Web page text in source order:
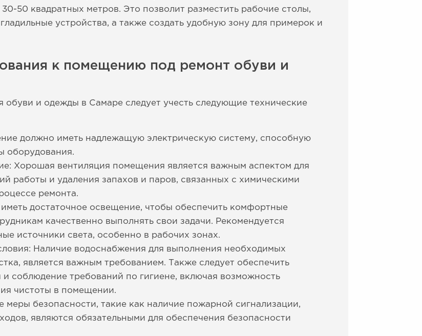
50 квадратных метров. Это позволит разместить рабочие столы,
устройства, а также создать удобную зону для примерок и
к помещению под ремонт обуви и
обуви и одежды в Самаре следует учесть следующие технические
должно иметь надлежащую электрическую систему, способную
оборудования.
Хорошая вентиляция помещения является важным аспектом для
работы и удаления запахов и паров, связанных с химическими
ремонта.
достаточное освещение, чтобы обеспечить комфортные
качественно выполнять свои задачи. Рекомендуется
источники света, особенно в рабочих зонах.
Наличие водоснабжения для выполнения необходимых
является важным требованием. Также следует обеспечить
соблюдение требований по гигиене, включая возможность
чистоты в помещении.
меры безопасности, такие как наличие пожарной сигнализации,
являются обязательными для обеспечения безопасности